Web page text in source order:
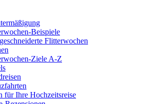
Beispiele
Flitterwochen
Ziele A-Z
für Ihre Hochzeitsreise